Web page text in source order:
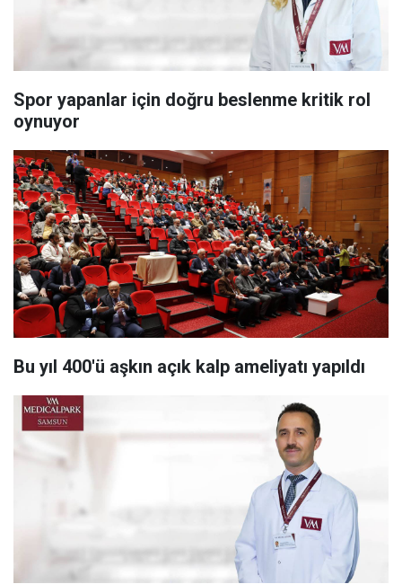
Spor yapanlar için doğru beslenme kritik rol
oynuyor
Bu yıl 400'ü aşkın açık kalp ameliyatı yapıldı